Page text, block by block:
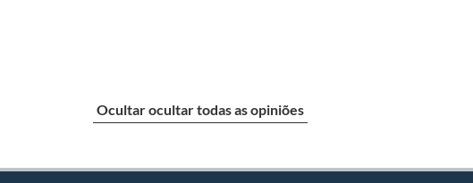
pisos, porcelanatos, revestimentos, pastilhas,
A resposta ao cliente deverá ser imediata. Sendo
Ocultar ocultar todas as opiniões